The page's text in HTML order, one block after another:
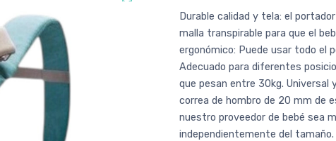
Durable calidad y tela: el
malla transpirable para que el
ergonómico: Puede usar todo el
Adecuado para diferentes
que pesan entre 30kg. Universal
correa de hombro de 20 mm de
nuestro proveedor de bebé sea
independientemente del